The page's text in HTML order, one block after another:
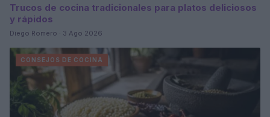
Trucos de cocina tradicionales para platos deliciosos
y rápidos
Diego Romero · 3 Ago 2026
CONSEJOS DE COCINA